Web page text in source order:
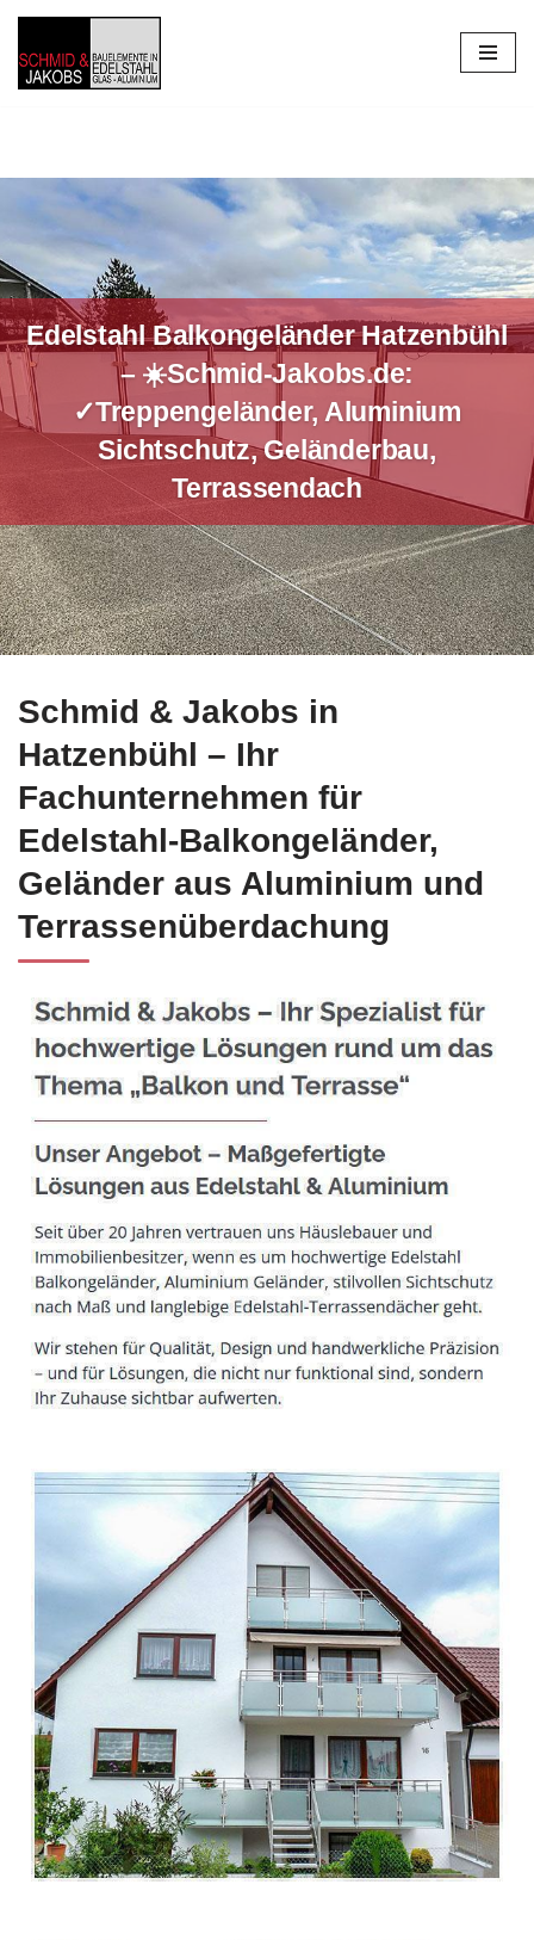
Zum
Inhalt
Edelstahl Balkongeländer Hatzenbühl
– ☀️Schmid-Jakobs.de:
✓Treppengeländer, Aluminium
Sichtschutz, Geländerbau,
Terrassendach
Ihre Optionen für Edelstahl Balkongeländer in Hatzenbühl
Schmid & Jakobs in
Hatzenbühl – Ihr
Fachunternehmen für
Edelstahl-Balkongeländer,
Geländer aus Aluminium und
Terrassenüberdachung